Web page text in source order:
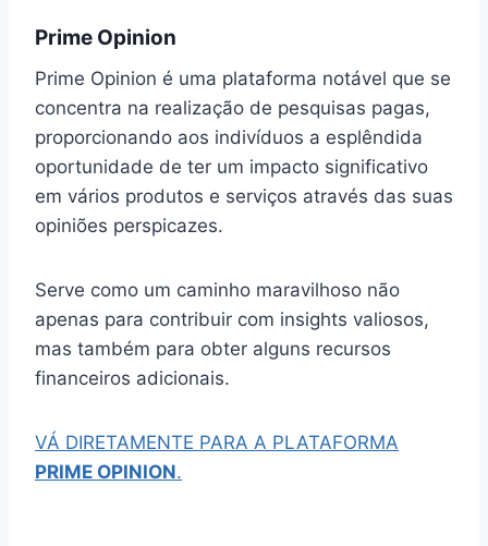
Prime Opinion
Prime Opinion é uma plataforma notável que se
concentra na realização de pesquisas pagas,
proporcionando aos indivíduos a esplêndida
oportunidade de ter um impacto significativo
em vários produtos e serviços através das suas
opiniões perspicazes.
Serve como um caminho maravilhoso não
apenas para contribuir com insights valiosos,
mas também para obter alguns recursos
financeiros adicionais.
VÁ DIRETAMENTE PARA A PLATAFORMA
PRIME OPINION.